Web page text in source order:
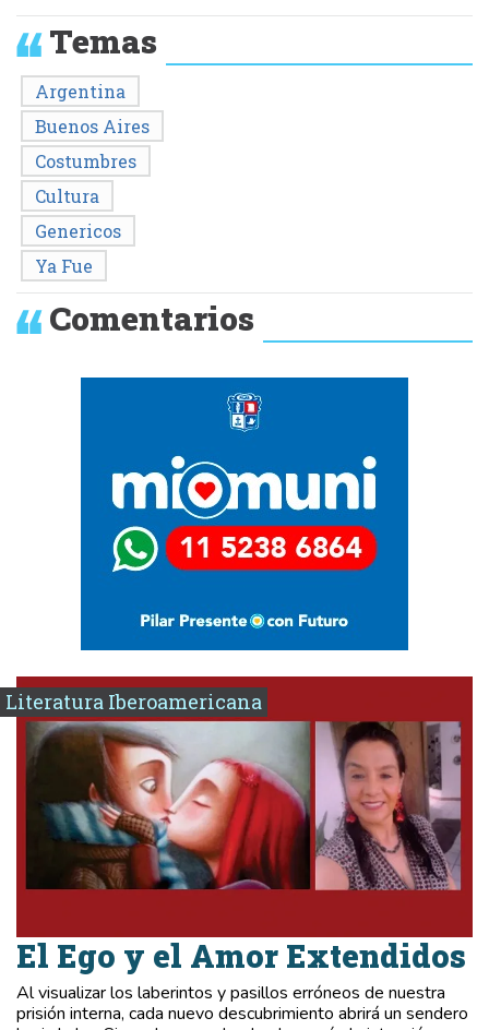
Temas
Argentina
Buenos Aires
Costumbres
Cultura
Genericos
Ya Fue
Comentarios
Literatura Iberoamericana
El Ego y el Amor Extendidos
Al visualizar los laberintos y pasillos erróneos de nuestra
prisión interna, cada nuevo descubrimiento abrirá un sendero